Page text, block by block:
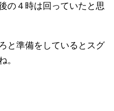
の４時は回っていたと思
と準備をしているとスグ
。